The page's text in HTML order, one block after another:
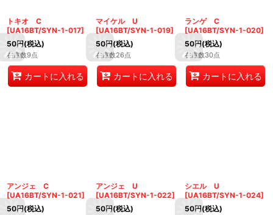
トキオ C
[UA16BT/SYN-1-017]
50円(税込)
在庫数9点
カートに入れる
マイケル U
[UA16BT/SYN-1-019]
50円(税込)
在庫数26点
カートに入れる
ランゲ C
[UA16BT/SYN-1-020]
50円(税込)
在庫数30点
カートに入れる
アンジェ C
[UA16BT/SYN-1-021]
50円(税込)
アンジェ U
[UA16BT/SYN-1-022]
50円(税込)
シエル U
[UA16BT/SYN-1-024]
50円(税込)